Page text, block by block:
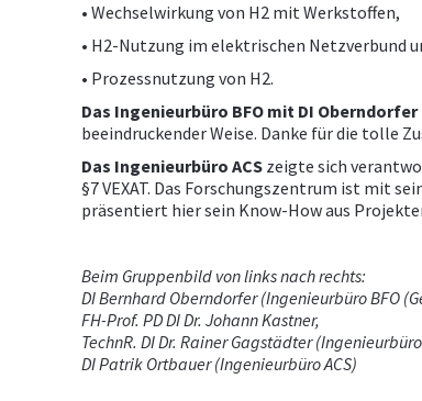
• Wechselwirkung von H2 mit Werkstoffen,
• H2-Nutzung im elektrischen Netzverbund
• Prozessnutzung von H2.
Das Ingenieurbüro BFO mit DI Oberndorfer
beeindruckender Weise. Danke für die tolle
Das Ingenieurbüro ACS zeigte sich
§7 VEXAT. Das Forschungszentrum ist mit
präsentiert hier sein Know-How aus
Beim Gruppenbild von links nach rechts:
DI Bernhard Oberndorfer (Ingenieurbüro BFO
FH-Prof. PD DI Dr. Johann Kastner,
TechnR. DI Dr. Rainer Gagstädter (Ingenieurbüro
DI Patrik Ortbauer (Ingenieurbüro ACS)